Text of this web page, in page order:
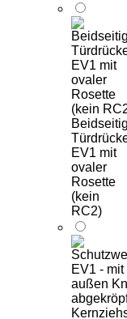
EV1 mit
ovaler
Rosette
(kein
RC2)